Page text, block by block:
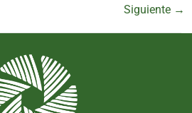
Siguiente →